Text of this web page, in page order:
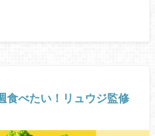
食べたい！リュウジ監修